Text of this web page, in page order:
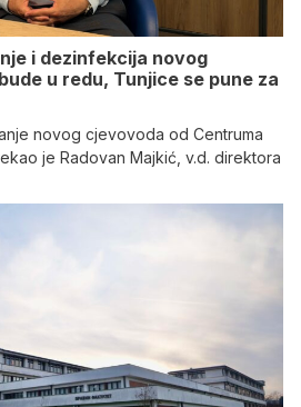
i dezinfekcija novog
u redu, Tunjice se pune za
novog cjevovoda od Centruma
je Radovan Majkić, v.d. direktora